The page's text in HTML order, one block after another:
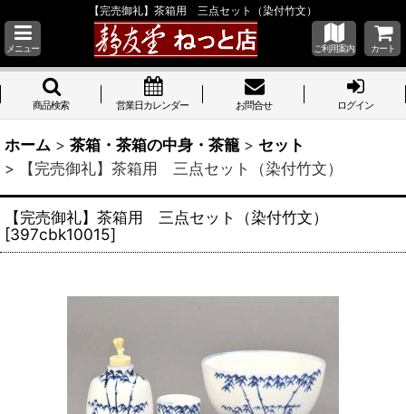
【完売御礼】茶箱用 三点セット（染付竹文）
メニュー ご利用案内 カート
商品検索 営業日カレンダー お問合せ ログイン
ホーム > 茶箱・茶箱の中身・茶籠 > セット
>
【完売御礼】茶箱用 三点セット（染付竹文）
【完売御礼】茶箱用 三点セット（染付竹文）
[397cbk10015]